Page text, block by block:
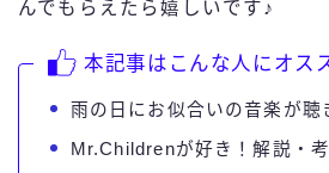
んでもらえたら嬉しいです♪
本記事はこんな人にオス
雨の日にお似合いの音楽が聴
Mr.Childrenが好き！解説・